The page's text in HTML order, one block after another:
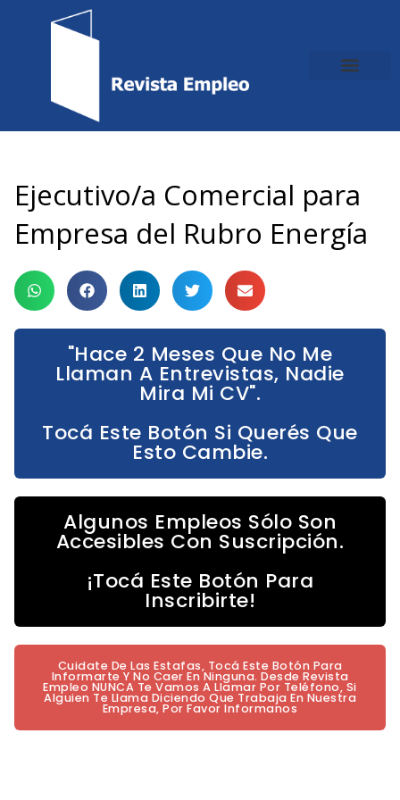
Ejecutivo/a Comercial para
Empresa del Rubro Energía
"Hace 2 Meses Que No Me
Llaman A Entrevistas, Nadie
Mira Mi CV".
Tocá Este Botón Si Querés Que
Esto Cambie.
Algunos Empleos Sólo Son
Accesibles Con Suscripción.
¡Tocá Este Botón Para
Inscribirte!
Cuidate De Las Estafas, Tocá Este Botón Para
Informarte Y No Caer En Ninguna. Desde Revista
Empleo NUNCA Te Vamos A Llamar Por Teléfono, Si
Alguien Te Llama Diciendo Que Trabaja En Nuestra
Empresa, Por Favor Informanos